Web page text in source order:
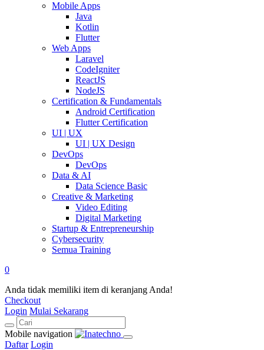
Mobile Apps
Java
Kotlin
Flutter
Web Apps
Laravel
CodeIgniter
ReactJS
NodeJS
Certification & Fundamentals
Android Certification
Flutter Certification
UI | UX
UI | UX Design
DevOps
DevOps
Data & AI
Data Science Basic
Creative & Marketing
Video Editing
Digital Marketing
Startup & Entrepreneurship
Cybersecurity
Semua Training
0
Anda tidak memiliki item di keranjang Anda!
Checkout
Login Mulai Sekarang
Mobile navigation
Daftar Login